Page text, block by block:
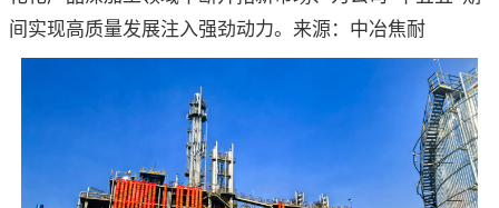
间实现高质量发展注入强劲动力。来源：中冶焦耐